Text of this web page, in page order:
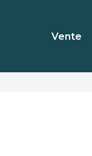
Vente